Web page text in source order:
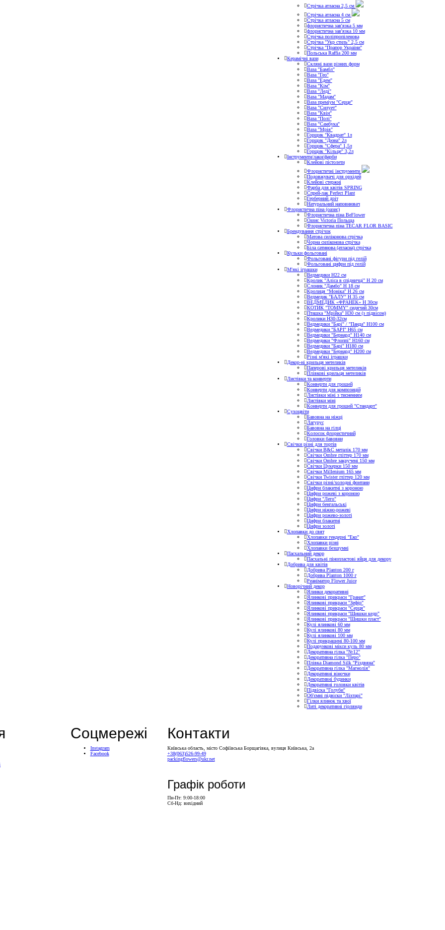
Стрічка атласна 2,5 см
Стрічка атласна 4 см
Стрічка атласна 5 см
флористична зав'язка 5 мм
флористична зав'язка 10 мм
Стрічка поліпропіленова
Стрічка "Укр стиль" 2,5 см
Стрічка "Прапор України"
Польська Raffia 200 мм
Керамічні вази
Скляні вази різних форм
Ваза "Бамбл"
Ваза "Гео"
Ваза "Едем"
Ваза "Кім"
Ваза "Леді"
Ваза "Мадам"
Ваза преміум "Серце"
Ваза "Силует"
Ваза "Квін"
Ваза "Полі"
Ваза "Самбука"
Ваза "Мрія"
Горщик "Квадрат" 1л
Горщик "Дюна" 2л
Горщик "Сфера" 1,5л
Горщик "Кільце" 3,2л
Інструменти/лаки/фарби
Клейові пістолети
Флористичні інструменти
Подовжувачі для орхідей
Клейові стержні
Фарба для квітів SPRING
Спрей-лак Perfect Plant
Герберний дріт
Натуральний наповнювач
Флористична піна (оазис)
Флористична піна BeFlower
Оазис Victoria Польща
Флористична піна TECAR FLOR BASIC
Брендування стрічок
Матова силіконова стрічка
Чорна силіконова стрічка
Біла сатинова (атласна) стрічка
Кульки фольговані
Фольговані фігури під гелій
Фольговані цифри під гелій
М'які іграшки
Ведмедики H22 см
Кролик "Аліса в спідничці" Н 20 см
Слоник "Дамбо" Н 18 см
Кролиця "Моніка" Н 26 см
Ведмедик "БАЛУ" Н 35 см
ВЕДМЕДИК «ФРАНЕК» H 30см
КОТИК "ТОMMY" сидячий 30см
Пташка "Мрійка" Н30 см (з підвісом)
Кролики Н30-32см
Ведмедики "Барі" / "Панда" Н100 см
Ведмедики "БАРІ" Н65 см
Ведмедики "Бернард" Н140 см
Ведмедики "Флоппі" Н160 см
Ведмедики "Барі" Н180 см
Ведмедики "Бернард" Н200 см
Різні м'які іграшки
Декор-ні крильця метеликів
Паперові крильця метеликів
Плівкові крильця метеликів
Листівки та конверти
Конверти для грошей
Конверти для композицій
Листівки міні з тисненням
Листівки міні
Конверти для грошей "Стандарт"
Сухоцвіти
Бавовна на ніжці
Лагурус
Бавовна на гілці
Колосок флористичний
Головки бавовни
Свічки різні для тортів
Свічки B&C металік 170 мм
Свічки Ombre гліттер 170 мм
Свічки Ombre закручені 150 мм
Свічки Цукерки 150 мм
Свічки Millenium 165 мм
Свічки Twister гліттер 120 мм
Свічки різні/холодні фонтани
Цифри блакитні з короною
Цифри рожеві з короною
Цифри "Лего"
Цифри бенгальські
Цифри ніжно-рожеві
Цифри рожево-золоті
Цифри блакитні
Цифри золоті
Хлопавки до свят
Хлопавки гендерні "Еко"
Хлопавки різні
Хлопавки безшумні
Пасхальний декор
Пасхальні пінопластові яйця для декору
Добрива для квітів
Добрива Planton 200 г
Добрива Planton 1000 г
Реаніматор Flower Juice
Новорічний декор
Ялинки декоративні
Ялинкові прикраси "Гранат"
Ялинкові прикраси "Зефір"
Ялинкові прикраси "Серця"
Ялинкові прикраси "Шишки кедр"
Ялинкові прикраси "Шишки пласт"
Кулі ялинкові 60 мм
Кулі ялинкові 80 мм
Кулі ялинкові 100 мм
Кулі прикрашені 80-100 мм
Подарункові мікси куль 80 мм
Декоративна гілка "№12"
Декоративна гілка "Перо"
Плівка Diamond Silk "Різдвяна"
Декоративна гілка "Магнолія"
Декоративні віночки
Декоративні будинки
Декоративні головки квітів
Підвіска "Голуби"
Об'ємні підвіски "Ліхтарі"
Гілки ялинок та хвої
Литі декоративні гірлянди
Соцмережі
Instagram
Facebook
Контакти
Київська область, місто Софіївська Борщагівка, вулиця Київська, 2а
+38(063)526-99-49
packingflowers@ukr.net
Графік роботи
Пн-Пт: 9:00-18:00
Сб-Нд: вихідний